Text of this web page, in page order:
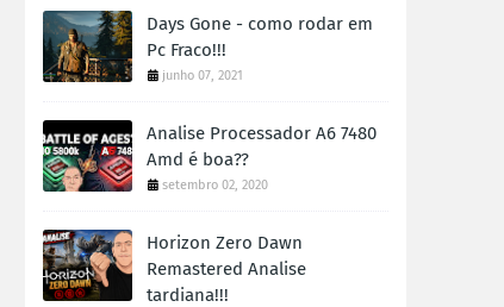
Days Gone - como rodar em
Pc Fraco!!!
junho 07, 2021
Analise Processador A6 7480
Amd é boa??
setembro 02, 2020
Horizon Zero Dawn
Remastered Analise
tardiana!!!